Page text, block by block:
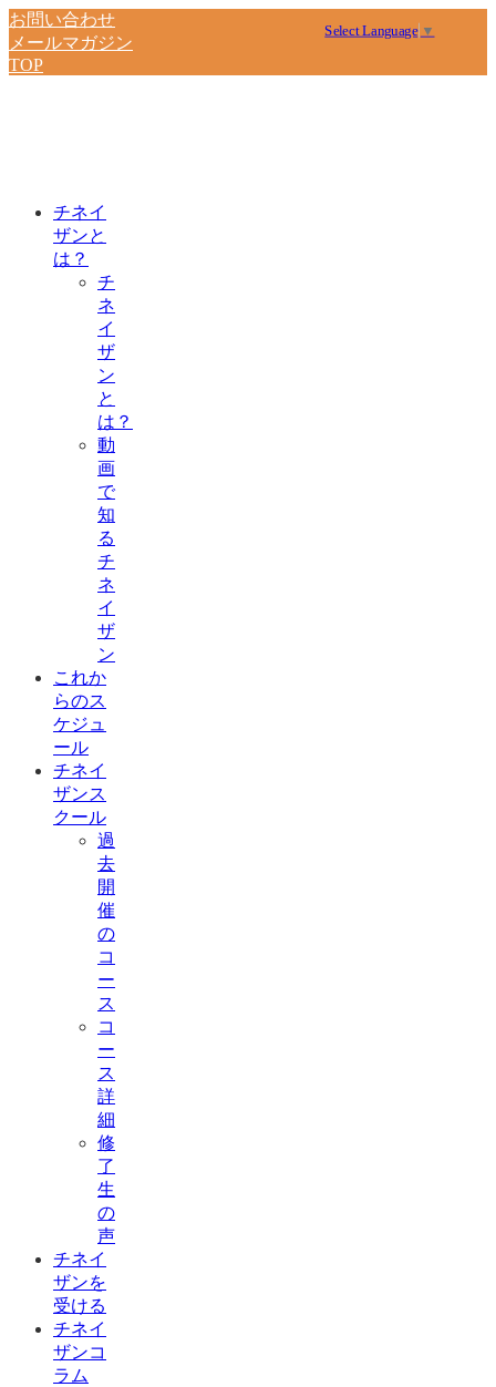
お問い合わせ
メールマガジン
TOP
Select Language ▼
チネイ
ザンと
は？
チ
ネ
イ
ザ
ン
と
は？
動
画
で
知
る
チ
ネ
イ
ザ
ン
これか
らのス
ケジュ
ール
チネイ
ザンス
クール
過
去
開
催
の
コ
ー
ス
コ
ー
ス
詳
細
修
了
生
の
声
チネイ
ザンを
受ける
チネイ
ザンコ
ラム